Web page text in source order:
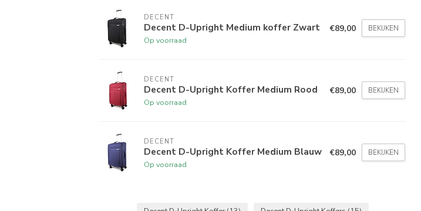
DECENT
Decent D-Upright Medium koffer Zwart
Op voorraad
€89,00 BEKIJKEN
DECENT
Decent D-Upright Koffer Medium Rood
Op voorraad
€89,00 BEKIJKEN
DECENT
Decent D-Upright Koffer Medium Blauw
Op voorraad
€89,00 BEKIJKEN